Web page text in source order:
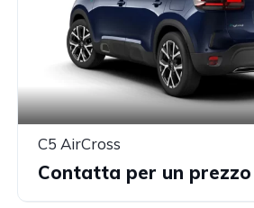
C5 AirCross
Contatta per un prezzo